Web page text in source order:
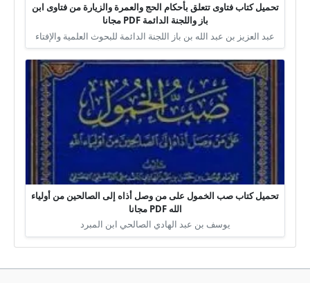
تحميل كتاب فتاوى تتعلق بأحكام الحج والعمرة والزيارة من فتاوى ابن
باز واللجنة الدائمة PDF مجانا
عبد العزيز بن عبد الله بن باز اللجنة الدائمة للبحوث العلمية والإفتاء
تحميل كتاب صب الخمول على من وصل أذاه إلى الصالحين من أولياء
الله PDF مجانا
يوسف بن عبد الهادي الصالحي ابن المبرد